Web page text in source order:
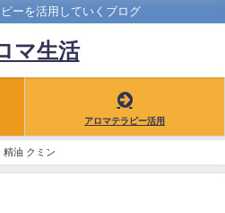
ーを活用していくブログ
マ生活
アロマテラピー活用
精油 クミン